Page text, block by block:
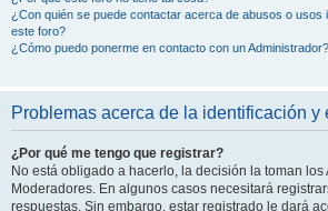
¿Con quién se puede contactar acerca de abusos o usos
este foro?
¿Cómo puedo ponerme en contacto con un Administrador?
Problemas acerca de la identificación y
¿Por qué me tengo que registrar?
No está obligado a hacerlo, la decisión la toman los
Moderadores. En algunos casos necesitará
respuestas. Sin embargo, estar registrado le dará